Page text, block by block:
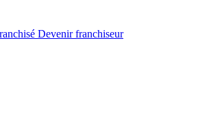
Devenir franchiseur